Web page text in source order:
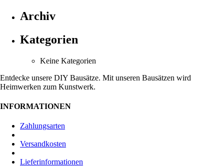
Archiv
Kategorien
Keine Kategorien
Entdecke unsere DIY Bausätze. Mit unseren Bausätzen wird
Heimwerken zum Kunstwerk.
INFORMATIONEN
Zahlungsarten
Versandkosten
Lieferinformationen